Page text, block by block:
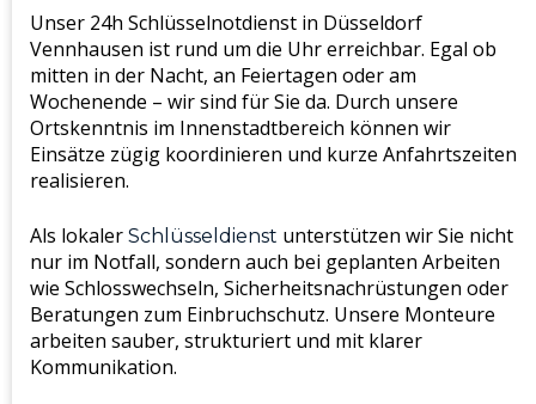
Unser 24h Schlüsselnotdienst in Düsseldorf
Vennhausen ist rund um die Uhr erreichbar. Egal ob
mitten in der Nacht, an Feiertagen oder am
Wochenende – wir sind für Sie da. Durch unsere
Ortskenntnis im Innenstadtbereich können wir
Einsätze zügig koordinieren und kurze Anfahrtszeiten
realisieren.
Als lokaler Schlüsseldienst unterstützen wir Sie nicht
nur im Notfall, sondern auch bei geplanten Arbeiten
wie Schlosswechseln, Sicherheitsnachrüstungen oder
Beratungen zum Einbruchschutz. Unsere Monteure
arbeiten sauber, strukturiert und mit klarer
Kommunikation.